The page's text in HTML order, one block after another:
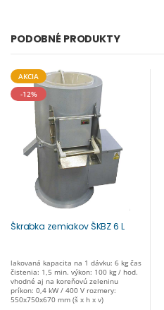
PODOBNÉ PRODUKTY
AKCIA
-12%
Škrabka zemiakov ŠKBZ 6 L
lakovaná kapacita na 1 dávku: 6 kg čas
čistenia: 1,5 min. výkon: 100 kg / hod.
vhodné aj na koreňovú zeleninu
príkon: 0,4 kW / 400 V rozmery:
550x750x670 mm (š x h x v)